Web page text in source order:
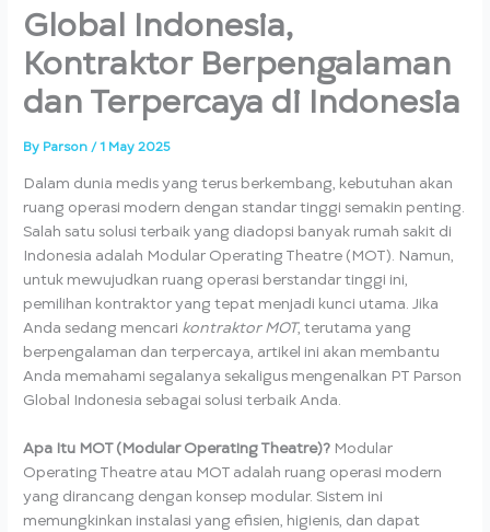
Global Indonesia,
Kontraktor Berpengalaman
dan Terpercaya di Indonesia
By Parson/1 May 2025
Dalam dunia medis yang terus berkembang, kebutuhan akan
ruang operasi modern dengan standar tinggi semakin penting.
Salah satu solusi terbaik yang diadopsi banyak rumah sakit di
Indonesia adalah Modular Operating Theatre (MOT). Namun,
untuk mewujudkan ruang operasi berstandar tinggi ini,
pemilihan kontraktor yang tepat menjadi kunci utama. Jika
Anda sedang mencari kontraktor MOT, terutama yang
berpengalaman dan terpercaya, artikel ini akan membantu
Anda memahami segalanya sekaligus mengenalkan PT Parson
Global Indonesia sebagai solusi terbaik Anda.
Apa Itu MOT (Modular Operating Theatre)? Modular
Operating Theatre atau MOT adalah ruang operasi modern
yang dirancang dengan konsep modular. Sistem ini
memungkinkan instalasi yang efisien, higienis, dan dapat